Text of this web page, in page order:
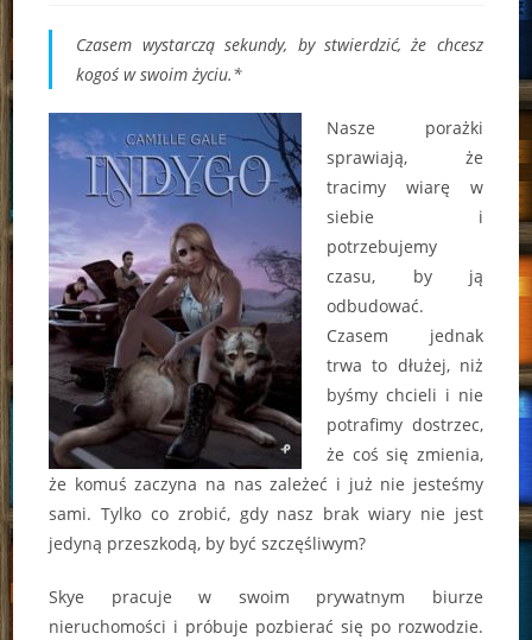
Czasem wystarczą sekundy, by stwierdzić, że chcesz
kogoś w swoim życiu.*
Nasze porażki
sprawiają, że
tracimy wiarę w
siebie i
potrzebujemy
czasu, by ją
odbudować.
Czasem jednak
trwa to dłużej, niż
byśmy chcieli i nie
potrafimy dostrzec,
że coś się zmienia,
że komuś zaczyna na nas zależeć i już nie jesteśmy
sami. Tylko co zrobić, gdy nasz brak wiary nie jest
jedyną przeszkodą, by być szczęśliwym?
Skye pracuje w swoim prywatnym biurze
nieruchomości i próbuje pozbierać się po rozwodzie.